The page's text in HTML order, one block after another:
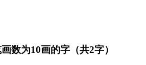
数为10画的字 （共2字）